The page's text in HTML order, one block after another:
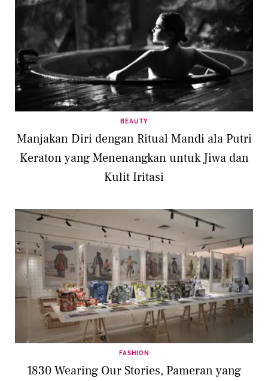
BEAUTY
Manjakan Diri dengan Ritual Mandi ala Putri
Keraton yang Menenangkan untuk Jiwa dan
Kulit Iritasi
FASHION
1830 Wearing Our Stories, Pameran yang